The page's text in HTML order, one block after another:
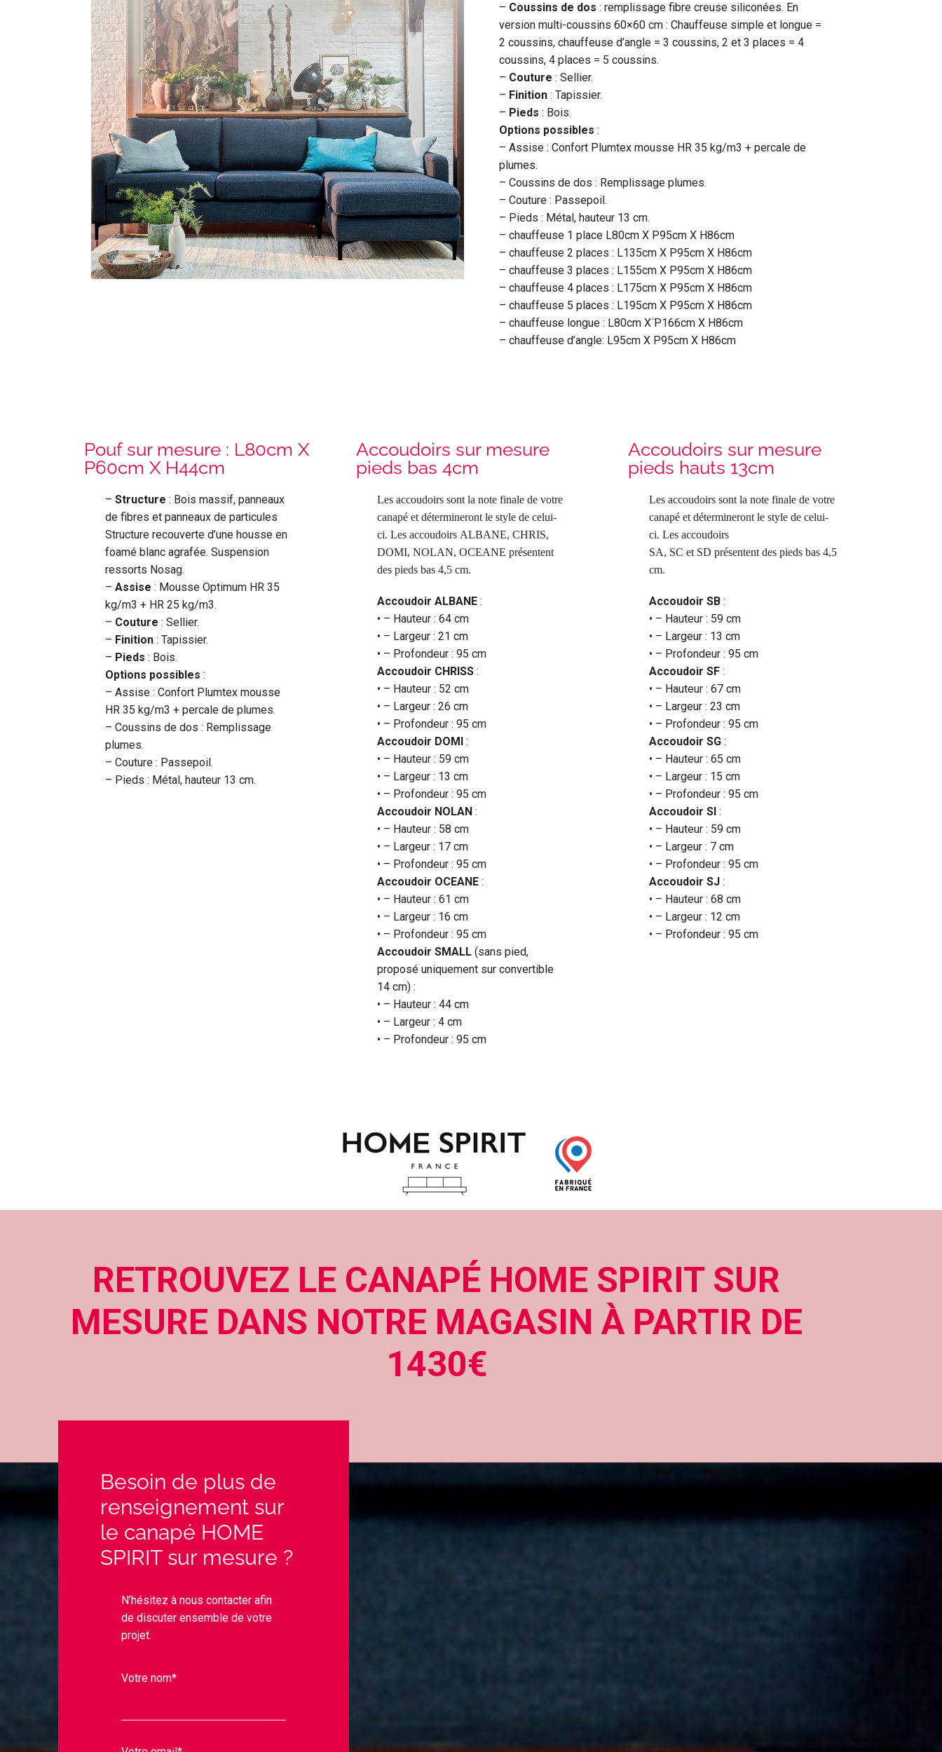
– Coussins de dos : remplissage fibre creuse siliconées. En
version multi-coussins 60×60 cm : Chauffeuse simple et longue =
2 coussins, chauffeuse d’angle = 3 coussins, 2 et 3 places = 4
coussins, 4 places = 5 coussins.
– Couture : Sellier.
– Finition : Tapissier.
– Pieds : Bois.
Options possibles :
– Assise : Confort Plumtex mousse HR 35 kg/m3 + percale de
plumes.
– Coussins de dos : Remplissage plumes.
– Couture : Passepoil.
– Pieds : Métal, hauteur 13 cm.
– chauffeuse 1 place L80cm X P95cm X H86cm
– chauffeuse 2 places : L135cm X P95cm X H86cm
– chauffeuse 3 places : L155cm X P95cm X H86cm
– chauffeuse 4 places : L175cm X P95cm X H86cm
– chauffeuse 5 places : L195cm X P95cm X H86cm
– chauffeuse longue : L80cm X ̈P166cm X H86cm
– chauffeuse d’angle: L95cm X P95cm X H86cm
Pouf sur mesure : L80cm X
P60cm X H44cm
– Structure : Bois massif, panneaux
de fibres et panneaux de particules
Structure recouverte d’une housse en
foamé blanc agrafée. Suspension
ressorts Nosag.
– Assise : Mousse Optimum HR 35
kg/m3 + HR 25 kg/m3.
– Couture : Sellier.
– Finition : Tapissier.
– Pieds : Bois.
Options possibles :
– Assise : Confort Plumtex mousse
HR 35 kg/m3 + percale de plumes.
– Coussins de dos : Remplissage
plumes.
– Couture : Passepoil.
– Pieds : Métal, hauteur 13 cm.
Accoudoirs sur mesure
pieds bas 4cm
Les accoudoirs sont la note finale de votre
canapé et détermineront le style de celui-
ci. Les accoudoirs ALBANE, CHRIS,
DOMI, NOLAN, OCEANE présentent
des pieds bas 4,5 cm.
Accoudoir ALBANE:
• – Hauteur : 64 cm
• – Largeur : 21 cm
• – Profondeur : 95 cm
Accoudoir CHRISS:
• – Hauteur : 52 cm
• – Largeur : 26 cm
• – Profondeur : 95 cm
Accoudoir DOMI:
• – Hauteur : 59 cm
• – Largeur : 13 cm
• – Profondeur : 95 cm
Accoudoir NOLAN:
• – Hauteur : 58 cm
• – Largeur : 17 cm
• – Profondeur : 95 cm
Accoudoir OCEANE:
• – Hauteur : 61 cm
• – Largeur : 16 cm
• – Profondeur : 95 cm
Accoudoir SMALL(sans pied,
proposé uniquement sur convertible
14 cm) :
• – Hauteur : 44 cm
• – Largeur : 4 cm
• – Profondeur : 95 cm
Accoudoirs sur mesure
pieds hauts 13cm
Les accoudoirs sont la note finale de votre
canapé et détermineront le style de celui-
ci. Les accoudoirs
SA, SC et SD présentent des pieds bas 4,5
cm.
Accoudoir SB:
• – Hauteur : 59 cm
• – Largeur : 13 cm
• – Profondeur : 95 cm
Accoudoir SF:
• – Hauteur : 67 cm
• – Largeur : 23 cm
• – Profondeur : 95 cm
Accoudoir SG:
• – Hauteur : 65 cm
• – Largeur : 15 cm
• – Profondeur : 95 cm
Accoudoir SI:
• – Hauteur : 59 cm
• – Largeur : 7 cm
• – Profondeur : 95 cm
Accoudoir SJ:
• – Hauteur : 68 cm
• – Largeur : 12 cm
• – Profondeur : 95 cm
RETROUVEZ LE CANAPÉ HOME SPIRIT SUR
MESURE DANS NOTRE MAGASIN À PARTIR DE
1430€
Besoin de plus de
renseignement sur
le canapé HOME
SPIRIT sur mesure ?
N’hésitez à nous contacter afin
de discuter ensemble de votre
projet.
Votre nom*